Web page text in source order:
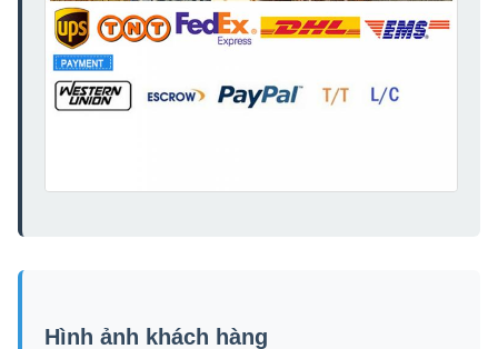
Hình ảnh khách hàng